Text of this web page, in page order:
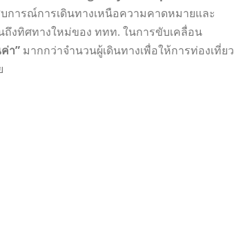
การณ์การเดินทางเหนือความคาดหมายและ
งทิศทางใหม่ของ ททท. ในการขับเคลื่อน
า” มากกว่าจำนวนผู้เดินทางเพื่อให้การท่องเที่ยว